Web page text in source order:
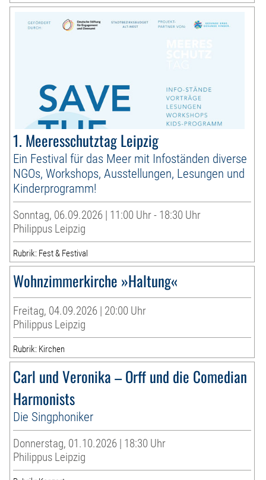
1. Meeresschutztag Leipzig
Ein Festival für das Meer mit Infoständen diverse
NGOs, Workshops, Ausstellungen, Lesungen und
Kinderprogramm!
Sonntag, 06.09.2026 | 11:00 Uhr - 18:30 Uhr
Philippus Leipzig
Rubrik: Fest & Festival
Wohnzimmerkirche »Haltung«
Freitag, 04.09.2026 | 20:00 Uhr
Philippus Leipzig
Rubrik: Kirchen
Carl und Veronika – Orff und die Comedian
Harmonists
Die Singphoniker
Donnerstag, 01.10.2026 | 18:30 Uhr
Philippus Leipzig